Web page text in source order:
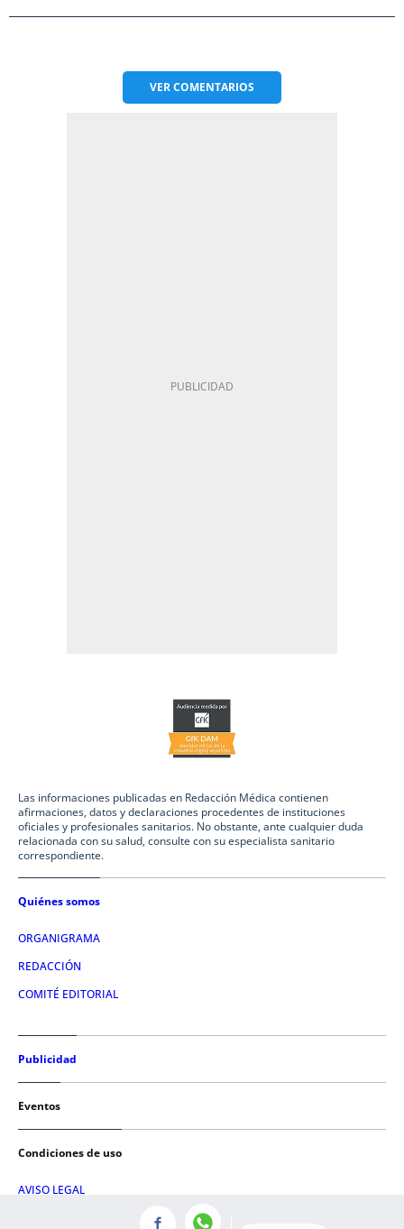
VERCOMENTARIOS
Las informaciones publicadas en Redacción Médica contienen
afirmaciones, datos y declaraciones procedentes de instituciones
oficiales y profesionales sanitarios. No obstante, ante cualquier duda
relacionada con su salud, consulte con su especialista sanitario
correspondiente.
Quiénes somos
ORGANIGRAMA
REDACCIÓN
COMITÉ EDITORIAL
Publicidad
Eventos
Condiciones de uso
AVISO LEGAL